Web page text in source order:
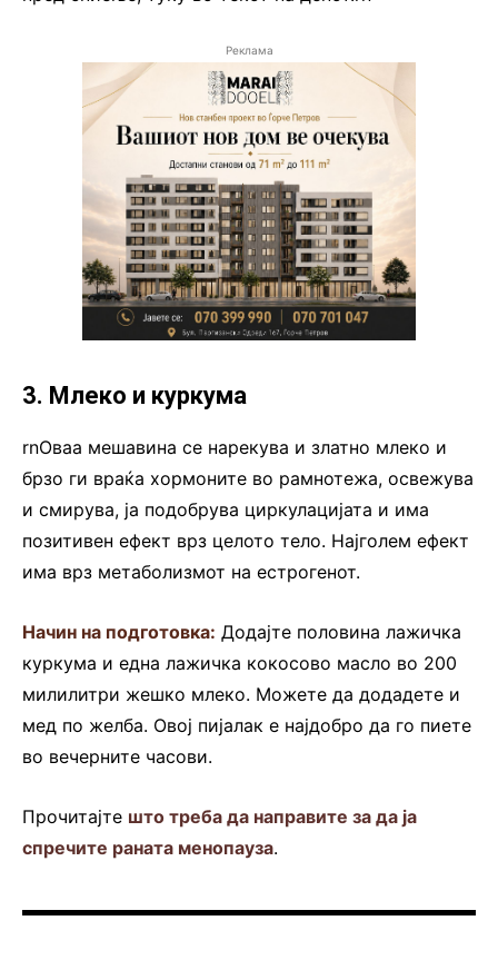
Реклама
3. Млеко и куркума
rnОваа мешавина се нарекува и златно млеко и
брзо ги враќа хормоните во рамнотежа, освежува
и смирува, ја подобрува циркулацијата и има
позитивен ефект врз целото тело. Најголем ефект
има врз метаболизмот на естрогенот.
Начин на подготовка: Додајте половина лажичка
куркума и една лажичка кокосово масло во 200
милилитри жешко млеко. Можете да додадете и
мед по желба. Овој пијалак е најдобро да го пиете
во вечерните часови.
Прочитајте што треба да направите за да ја
спречите раната менопауза.